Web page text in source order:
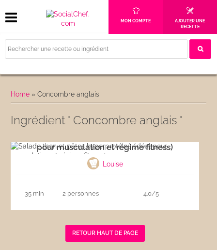
MON COMPTE
AJOUTER UNE
RECETTE
Home »Concombre anglais
Ingrédient " Concombre anglais "
pour musculation et régime fitness)
Louise
35 min 2 personnes 4.0/5
RETOUR HAUT DE PAGE